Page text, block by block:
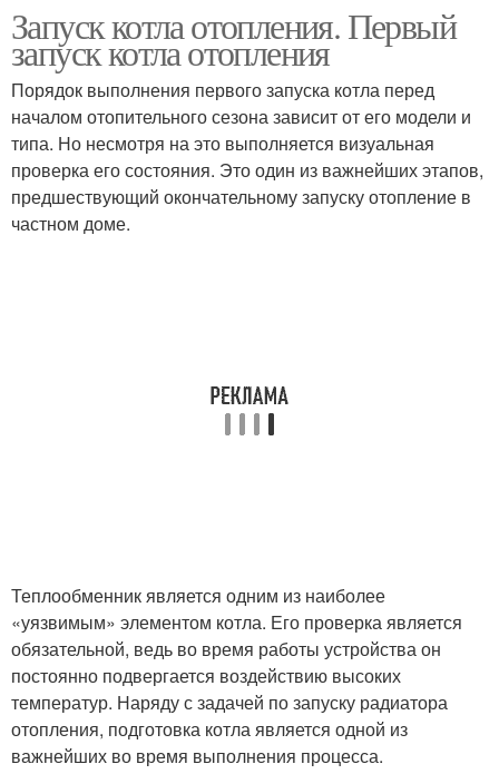
Запуск котла отопления. Первый
запуск котла отопления
Порядок выполнения первого запуска котла перед
началом отопительного сезона зависит от его модели и
типа. Но несмотря на это выполняется визуальная
проверка его состояния. Это один из важнейших этапов,
предшествующий окончательному запуску отопление в
частном доме.
Теплообменник является одним из наиболее
«уязвимым» элементом котла. Его проверка является
обязательной, ведь во время работы устройства он
постоянно подвергается воздействию высоких
температур. Наряду с задачей по запуску радиатора
отопления, подготовка котла является одной из
важнейших во время выполнения процесса.